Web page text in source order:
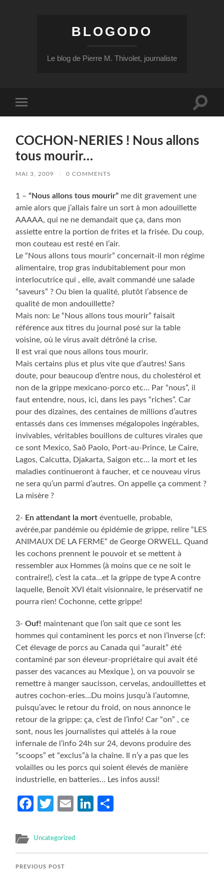
BLOGODO
Le blog de Pierre M. Thivolet, journaliste
mobile
Toggle
COCHON-NERIES ! Nous allons
tous mourir…
MAI 3, 2009 / 0 COMMENTS
1 –“Nous allons tous mourir” me dit gravement une
amie alors que j’allais faire un sort à mon adouillette
AAAAA, qui ne ne demandait que ça, dans mon
assiette entre la portion de frites et la frisée. Du coup,
mon couteau est resté en l’air.
Le “Nous allons tous mourir” concernait-il mon régime
alimentaire, trop gras indubitablement pour mon
interlocutrice qui , elle, avait commandé une salade
“saveurs” ? Ou bien la qualité, plutôt l’absence de
qualité de mon andouillette?
Mais non: Le “Nous allons tous mourir” faisait
référence aux titres du journal posé sur la table
voisine, où le virus avait détrôné la crise.
Il est vrai que nous allons tous mourir.
Mais certains plus et plus vite que d’autres! Sans
doute, pour beaucoup d’entre nous, du cholestérol et
non de la grippe mexicano-porco etc… Par “nous”, il
faut entendre, nous, ici, dans les pays “riches”. Car
pour des dizaines, des centaines de millions d’autres
entassés dans ces immenses mégalopoles ingérables,
invivables, véritables bouillons de cultures virales que
ce sont Mexico, Saõ Paolo, Port-au-Prince, Le Caire,
Lagos, Calcutta, Djakarta, Saigon etc… la mort et les
maladies continueront à faucher, et ce nouveau virus
ne sera qu’un parmi d’autres. On appelle ça comment ?
La misère ?
2- En attendant la mortéventuelle, probable,
avérée,par pandémie ou épidémie de grippe, relire “LES
ANIMAUX DE LA FERME” de George ORWELL. Quand
les cochons prennent le pouvoir et se mettent à
ressembler aux Hommes (à moins que ce ne soit le
contraire!), c’est la cata…et la grippe de type A contre
laquelle, Benoît XVI était visionnaire, le préservatif ne
pourra rien! Cochonne, cette grippe!
3-Ouf! maintenant que l’on sait que ce sont les
hommes qui contaminent les porcs et non l’inverse (cf:
Cet élevage de porcs au Canada qui “aurait” été
contaminé par son éleveur-propriétaire qui avait été
passer des vacances au Mexique ), on va pouvoir se
remettre à manger saucisson, cervelas, andouillettes et
autres cochon-eries…Du moins jusqu’à l’automne,
puisqu’avec le retour du froid, on nous annonce le
retour de la grippe: ça, c’est de l’info! Car “on” , ce
sont, nous les journalistes qui attelés à la roue
infernale de l’info 24h sur 24, devons produire des
“scoops” et “exclus”à la chaîne. Il n’y a pas que les
volailles ou les porcs qui soient élevés de manière
industrielle, en batteries… Les infos aussi!
Facebook
Twitter
EmailLinkedIn
Uncategorized
PREVIOUS POST